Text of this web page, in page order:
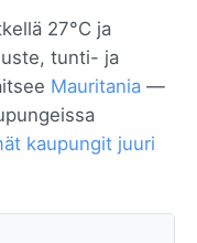
27°C ja
tunti- ja
Mauritania —
kaupungit juuri